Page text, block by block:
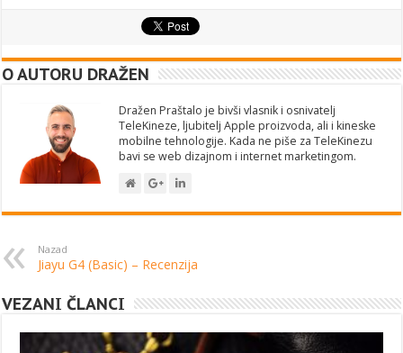
O AUTORU DRAŽEN
Dražen Praštalo je bivši vlasnik i osnivatelj
TeleKineze, ljubitelj Apple proizvoda, ali i kineske
mobilne tehnologije. Kada ne piše za TeleKinezu
bavi se web dizajnom i internet marketingom.
Nazad
Jiayu G4 (Basic) – Recenzija
VEZANI ČLANCI